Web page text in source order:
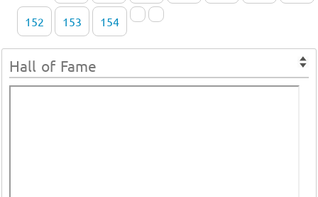
152 153 154
Hall of Fame